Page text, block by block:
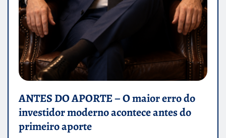
ANTES DO APORTE – O maior erro do
investidor moderno acontece antes do
primeiro aporte